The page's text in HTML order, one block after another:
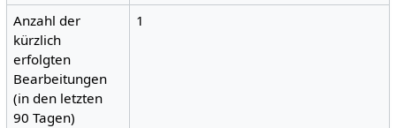
Anzahl der
kürzlich
erfolgten
Bearbeitungen
(in den letzten
90 Tagen)
1